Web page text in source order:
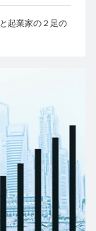
起業家の２足の